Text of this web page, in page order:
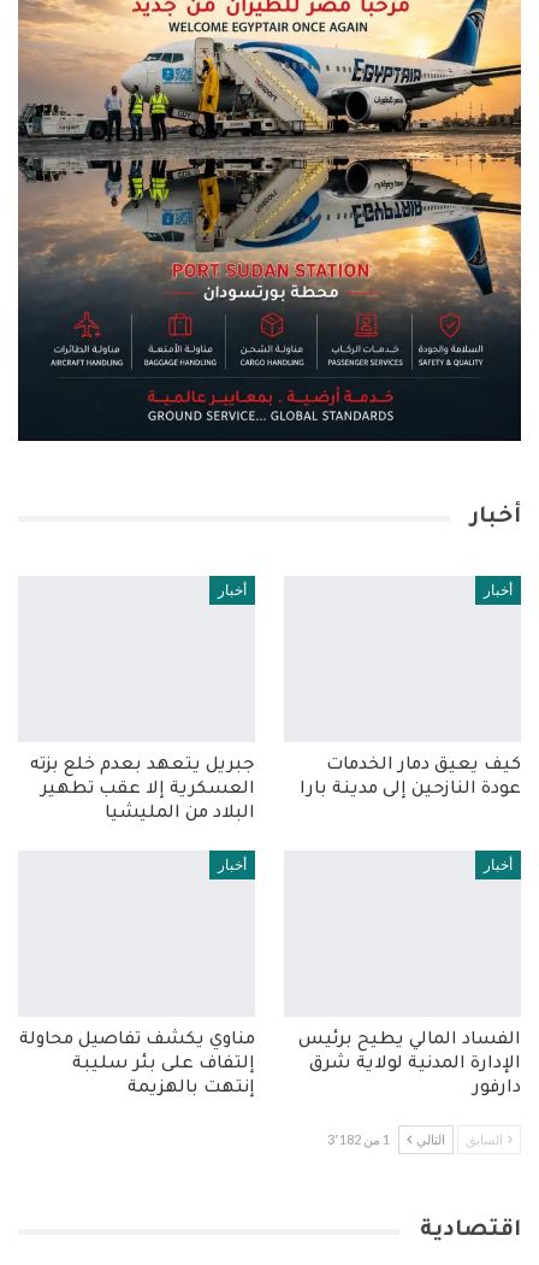
أخبار
أخبار
كيف يعيق دمار الخدمات
عودة النازحين إلى مدينة بارا
أخبار
جبريل يتعهد بعدم خلع بزته
العسكرية إلا عقب تطهير
البلاد من المليشيا
أخبار
الفساد المالي يطيح برئيس
الإدارة المدنية لولاية شرق
دارفور
أخبار
مناوي يكشف تفاصيل محاولة
إلتفاف على بئر سليبة
إنتهت بالهزيمة
السابق التالي 1 من 3٬182
اقتصادية